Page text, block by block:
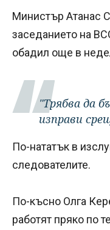
Министър Атанас
заседанието на
обадил още в
"Трябва да
изправи
По-нататък в
следователите.
По-късно Олга
работят пряко по